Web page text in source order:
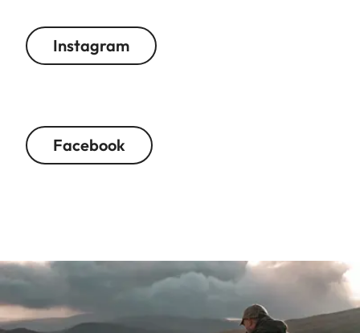
Instagram
Facebook